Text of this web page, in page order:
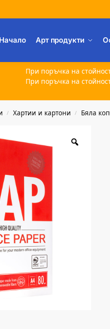
Начало Арт продукти
При поръчка на
При поръчка на
/ Хартии и картони / Бяла